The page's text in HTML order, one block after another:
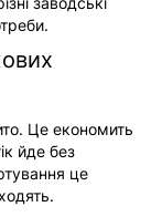
Це економить
йде без
це